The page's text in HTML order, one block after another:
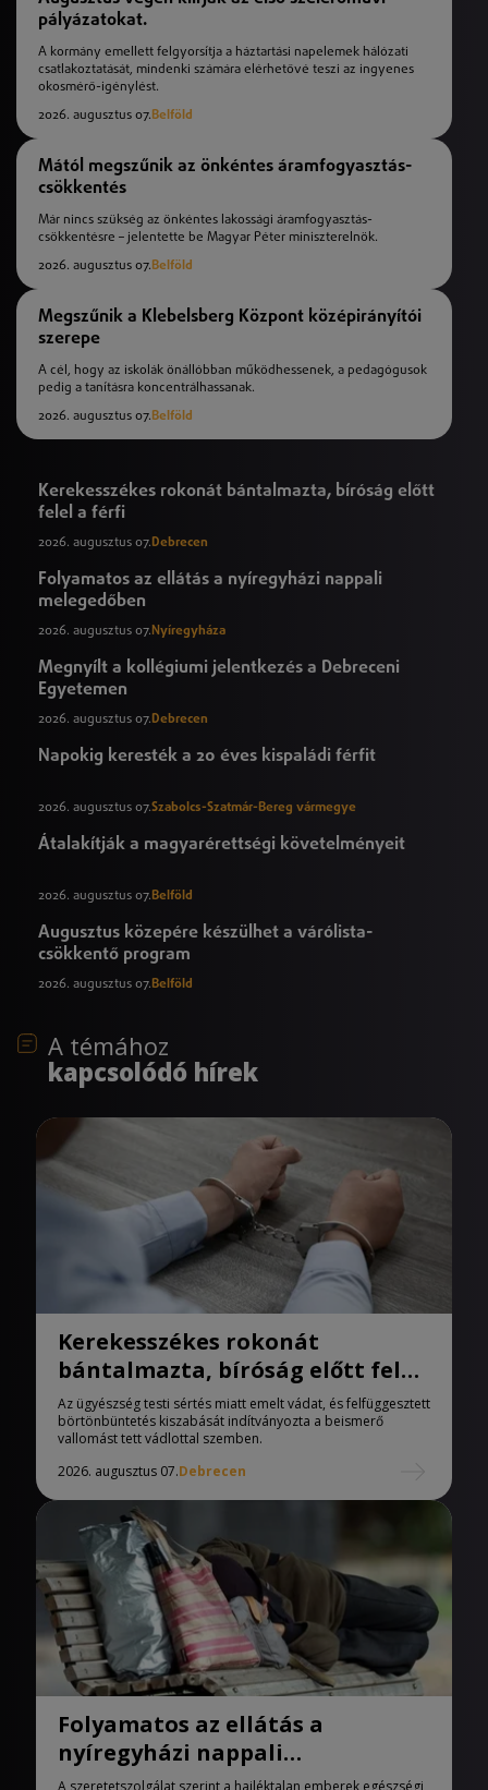
pályázatokat.
A kormány emellett felgyorsítja a háztartási napelemek hálózati
csatlakoztatását, mindenki számára elérhetővé teszi az ingyenes
okosmérő-igénylést.
2026. augusztus 07.Belföld
Mától megszűnik az önkéntes áramfogyasztás-
csökkentés
Már nincs szükség az önkéntes lakossági áramfogyasztás-
csökkentésre – jelentette be Magyar Péter miniszterelnök.
2026. augusztus 07.Belföld
Megszűnik a Klebelsberg Központ középirányítói
szerepe
A cél, hogy az iskolák önállóbban működhessenek, a pedagógusok
pedig a tanításra koncentrálhassanak.
2026. augusztus 07.Belföld
Kerekesszékes rokonát bántalmazta, bíróság előtt
felel a férfi
2026. augusztus 07.Debrecen
Folyamatos az ellátás a nyíregyházi nappali
melegedőben
2026. augusztus 07. Nyíregyháza
Megnyílt a kollégiumi jelentkezés a Debreceni
Egyetemen
2026. augusztus 07.Debrecen
Napokig keresték a 20 éves kispaládi férfit
2026. augusztus 07.Szabolcs-Szatmár-Bereg vármegye
Átalakítják a magyarérettségi követelményeit
2026. augusztus 07.Belföld
Augusztus közepére készülhet a várólista-
csökkentő program
2026. augusztus 07.Belföld
A témához
kapcsolódó hírek
Kerekesszékes rokonát
bántalmazta, bíróság előtt felel
a férfi
Az ügyészség testi sértés miatt emelt vádat, és felfüggesztett
börtönbüntetés kiszabását indítványozta a beismerő
vallomást tett vádlottal szemben.
2026. augusztus 07.Debrecen
Folyamatos az ellátás a
nyíregyházi nappali
melegedőben
A szeretetszolgálat szerint a hajléktalan emberek egészségi